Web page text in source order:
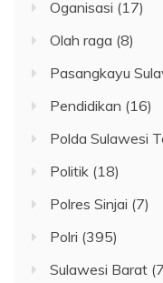
Oganisasi (17)
Olah raga (8)
Pasangkayu
Pendidikan (16)
Polda Sulawesi
Politik (18)
Polres Sinjai (7)
Polri (395)
Sulawesi Barat